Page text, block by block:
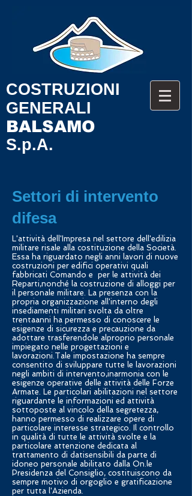
COSTRUZIONI
GENERALI
BALSAMO
S.p.A.
Settori di intervento
difesa
L'attività dell'Impresa nel settore dell'edilizia
militare risale alla costituzione della Società.
Essa ha riguardato negli anni lavori di nuove
costruzioni per edifici operativi quali
fabbricati Comando e per le attività dei
Reparti,nonché la costruzione di alloggi per
il personale militare. La presenza con la
propria organizzazione all'interno degli
insediamenti militari svolta da oltre
trentaanni ha permesso di conoscere le
esigenze di sicurezza e precauzione da
adottare trasferendole alproprio personale
impiegato nelle progettazioni e
lavorazioni.Tale impostazione ha sempre
consentito di sviluppare tutte le lavorazioni
negli ambiti di intervento,inarmonia con le
esigenze operative delle attività delle Forze
Armate. Le particolari abilitazioni nel settore
riguardante le informazioni ed attività
sottoposte al vincolo della segretezza,
hanno permesso di realizzare opere di
particolare interesse strategico. Il controllo
in qualità di tutte le attività svolte e la
particolare attenzione dedicata al
trattamento di datisensibili da parte di
idoneo personale abilitato dalla On.le
Presidenza del Consiglio, costituiscono da
sempre motivo di orgoglio e gratificazione
per tutta l'Azienda.